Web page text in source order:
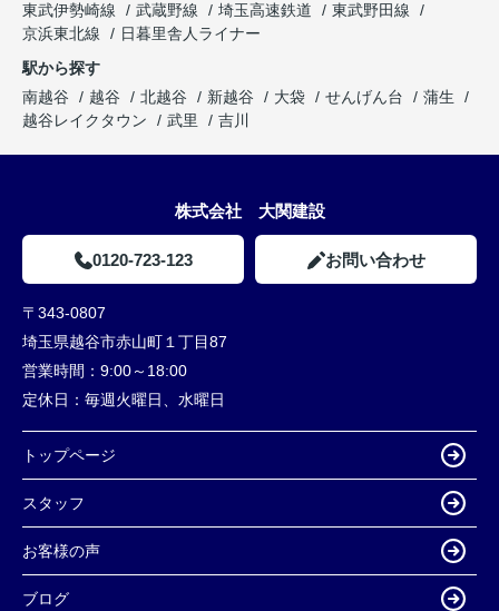
東武伊勢崎線
武蔵野線 埼玉高速鉄道
東武野田線
京浜東北線
日暮里舎人ライナー
駅から探す
南越谷
越谷 北越谷 新越谷 大袋 せんげん台
蒲生
越谷レイクタウン
武里 吉川
株式会社 大関建設
0120-723-123 お問い合わせ
〒343-0807
埼玉県越谷市赤山町１丁目87
営業時間： 9:00～18:00
定休日： 毎週火曜日、水曜日
トップページ
スタッフ
お客様の声
ブログ